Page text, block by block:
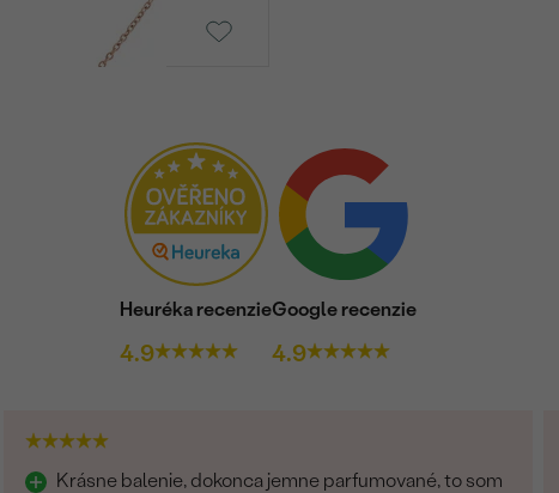
Heuréka recenzie
4.9
Google recenzie
4.9
Krásne balenie, dokonca jemne parfumované, to som